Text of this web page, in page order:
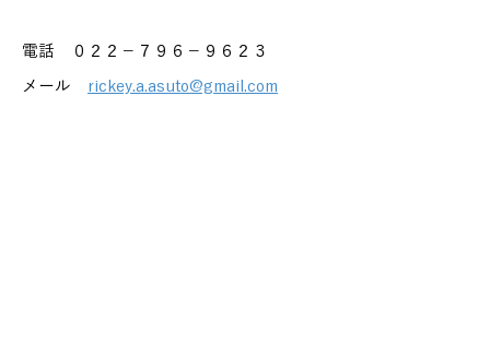
電話 ０２２－７９６－９６２３
メール rickey.a.asuto@gmail.com